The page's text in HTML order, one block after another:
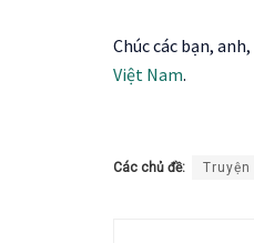
Chúc các bạn,
Việt Nam.
Các chủ đề: